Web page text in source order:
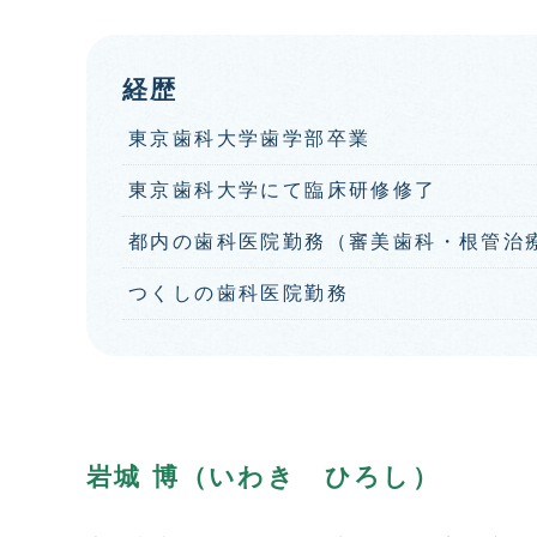
経歴
東京歯科大学歯学部卒業
東京歯科大学にて臨床研修修了
都内の歯科医院勤務（審美歯科・根管治
つくしの歯科医院勤務
岩城 博（いわき ひろし）